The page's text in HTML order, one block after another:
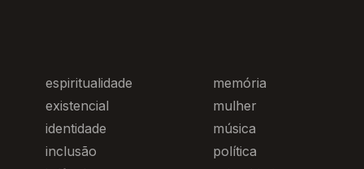
espiritualidade
existencial
identidade
inclusão
memória
mulher
música
política